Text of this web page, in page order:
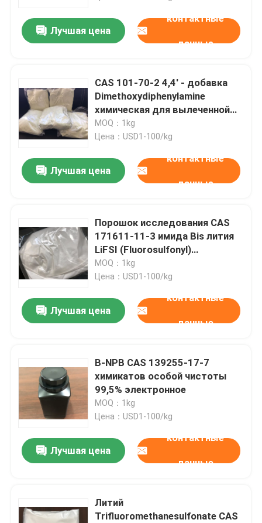
Дом
Видео
Путешествие фабрики
Проверка качества
Лучшая цена
контактные
данные
CAS 101-70-2 4,4' - добавка
Dimethoxydiphenylamine
химическая для вылеченной
резины
MOQ：1kg
Цена：USD1-100/kg
Лучшая цена
контактные
данные
Порошок исследования CAS
171611-11-3 имида Bis лития
LiFSI (Fluorosulfonyl)
химический
MOQ：1kg
Цена：USD1-100/kg
Лучшая цена
контактные
данные
Β-NPB CAS 139255-17-7
химикатов особой чистоты
99,5% электронное
MOQ：1kg
Цена：USD1-100/kg
Лучшая цена
контактные
данные
Литий
Trifluoromethanesulfonate CAS